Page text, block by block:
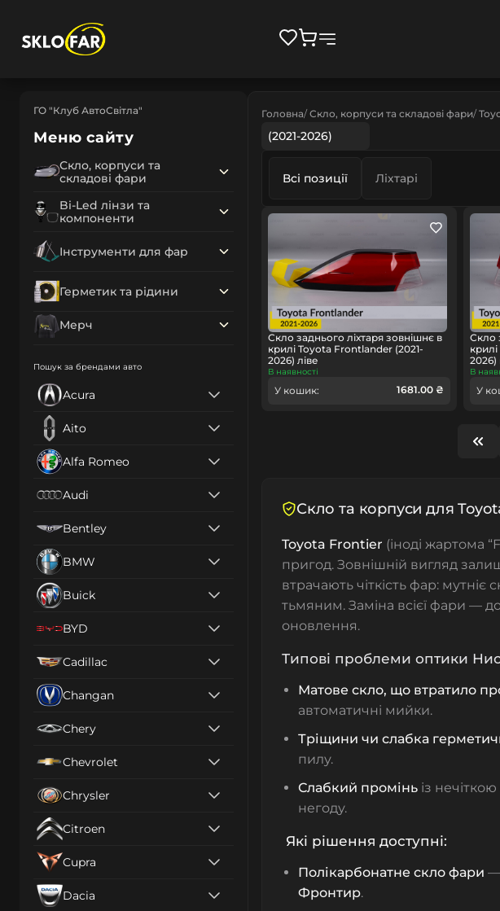
ГО "Клуб АвтоСвітла"
Меню сайту
Скло, корпуси та
складові фари
Bi-Led лінзи та
компоненти
Інструменти для фар
Герметик та рідини
Мерч
Пошук за брендами авто
Acura
Aito
Alfa Romeo
Audi
Bentley
BMW
Buick
BYD
Cadillac
Changan
Chery
Chevrolet
Chrysler
Citroen
Cupra
Dacia
Головна Скло, корпуси та складові фари
(2021-2026)
Всі позиції Ліхтарі
Скло заднього ліхтаря зовнішнє в
крилі Toyota Frontlander (2021-
2026) ліве
В наявності
У кошик: 1681.00 ₴
Скло
2026)
В
У
Скло та корпуси для
Toyota Frontier (іноді жартома
пригод. Зовнішній вигляд
втрачають чіткість фар: мутніє
тьмяним. Заміна всієї фари —
оновлення.
Типові проблеми оптики
Матове скло, що втратило
автоматичні мийки.
Тріщини чи слабка
пилу.
Слабкий промінь із
негоду.
Які рішення доступні:
Полікарбонатне скло фари —
Фронтир.